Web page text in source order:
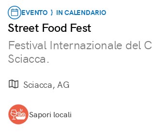
EVENTO } IN CALENDARIO
Street Food Fest
Festival Internazionale del
Sciacca.
Sciacca, AG
Sapori locali